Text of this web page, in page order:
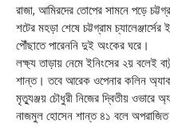
রাজা, আমিরদের তোপের সামনে পড়ে
শটের মহড়া শেষে চট্টগ্রাম
পৌঁছাতে পারেননি দুই অংকের ঘরে।
লক্ষ্য তাড়ায় নেমে ইনিংসের ২য় বলেই
শান্ত। তবে আরেক ওপেনার কলিন
মৃত্যুঞ্জয় চৌধুরী নিজের দ্বিতীয় ওভারে
নাজমুল হোসেন শান্ত ৪১ বলে